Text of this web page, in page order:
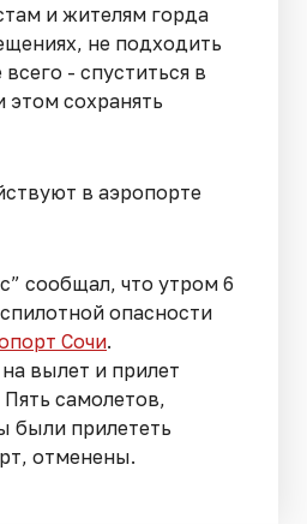
и жителям горда
не подходить
- спуститься в
сохранять
в аэропорте
сообщал, что утром 6
опасности
Сочи.
вылет и прилет
самолетов,
были прилететь
отменены.